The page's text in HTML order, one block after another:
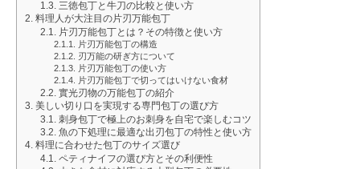
三徳包丁と牛刀の比較と使い方
料理人が大注目の片刃万能包丁
片刃万能包丁とは？その特徴と使い方
片刃万能包丁の構造
刃万能の研ぎ方について
片刃万能包丁の使い方
片刃万能包丁で切ってはいけない食材
實光刃物の万能包丁の紹介
美しい切り口を実現する専門包丁の選び方
刺身包丁で極上のお刺身を自宅で楽しむコツ
魚の下処理に最適な出刃包丁の特性と使い方
料理に合わせた包丁のサイズ選び
ペティナイフの選び方とその利便性